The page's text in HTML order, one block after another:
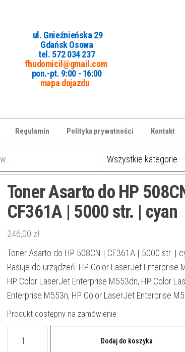
ul. Gnieźnieńska 29
Gdańsk Osowa
tel. 572 034 237
fhudomicil@gmail.com
pon.-pt. 9:00 - 16:00
mapa dojazdu
Regulamin Polityka prywatności Kontakt
Toner Asarto do HP
CF361A | 5000 str. | cyan
246,00 zł
Toner Asarto do HP 508CN | CF361A | 5000 str. |
Pasuje do urządzeń: HP Color LaserJet Enterprise
HP Color LaserJet Enterprise M553dn, HP Color
Enterprise M553n, HP Color LaserJet Enterprise
Produkt dostępny na zamówienie
Toner
Dodaj do koszyka